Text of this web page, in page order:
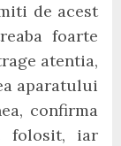
de acest
foarte
atentia,
aparatului
confirma
folosit, iar